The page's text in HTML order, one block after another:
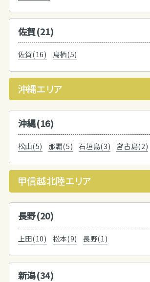
佐賀(21)
佐賀(16) 鳥栖(5)
沖縄エリア
沖縄(16)
松山(5) 那覇(5) 石垣島(3) 宮古島(2)
甲信越北陸エリア
長野(20)
上田(10) 松本(9) 長野(1)
新潟(34)